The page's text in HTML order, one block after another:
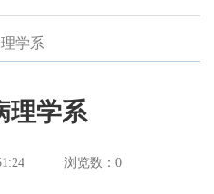
学系
理学系
浏览数： 0